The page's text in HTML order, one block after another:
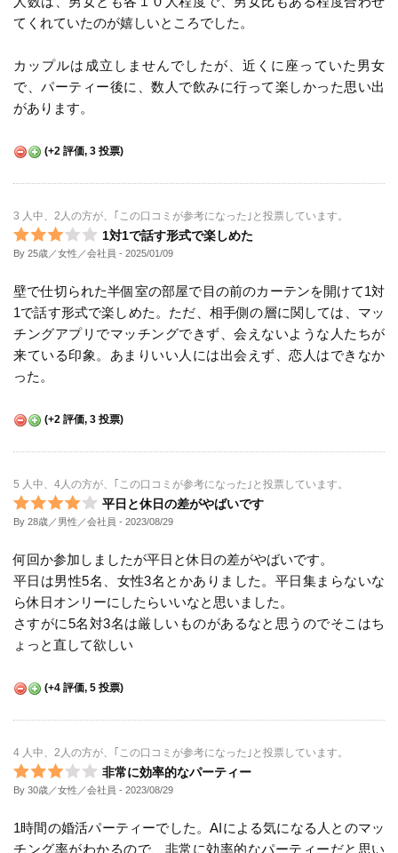
てくれていたのが嬉しいところでした。
カップルは成立しませんでしたが、近くに座っていた男女
で、パーティー後に、数人で飲みに行って楽しかった思い出
があります。
(+2 評価, 3 投票)
3 人中、2人の方が、｢この口コミが参考になった｣と投票しています。
1対1で話す形式で楽しめた
By 25歳／女性／会社員 - 2025/01/09
壁で仕切られた半個室の部屋で目の前のカーテンを開けて1対
1で話す形式で楽しめた。ただ、相手側の層に関しては、マッ
チングアプリでマッチングできず、会えないような人たちが
来ている印象。あまりいい人には出会えず、恋人はできなか
った。
(+2 評価, 3 投票)
5 人中、4人の方が、｢この口コミが参考になった｣と投票しています。
平日と休日の差がやばいです
By 28歳／男性／会社員 - 2023/08/29
何回か参加しましたが平日と休日の差がやばいです。
平日は男性5名、女性3名とかありました。平日集まらないな
ら休日オンリーにしたらいいなと思いました。
さすがに5名対3名は厳しいものがあるなと思うのでそこはち
ょっと直して欲しい
(+4 評価, 5 投票)
4 人中、2人の方が、｢この口コミが参考になった｣と投票しています。
非常に効率的なパーティー
By 30歳／女性／会社員 - 2023/08/29
1時間の婚活パーティーでした。AIによる気になる人とのマッ
チング率がわかるので、非常に効率的なパーティーだと思い